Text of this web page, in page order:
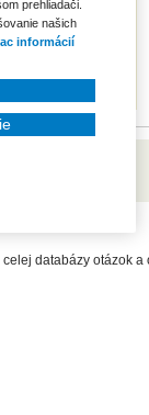
mala, okrem
aj vyšlé
pri registrácii
databázy otázok a
prehliadači.
našich
informácií